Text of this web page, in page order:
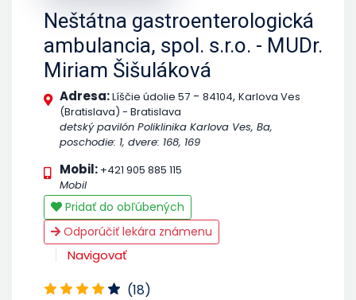
Neštátna gastroenterologická
ambulancia, spol. s.r.o. - MUDr.
Miriam Šišuláková
Adresa:Líščie údolie 57 - 84104, Karlova Ves
(Bratislava) - Bratislava
detský pavilón Poliklinika Karlova Ves, Ba,
poschodie: 1, dvere: 168, 169
Mobil: +421 905 885 115
Mobil
Pridať do obľúbených
Odporúčiť lekára známenu
Navigovať
(18)